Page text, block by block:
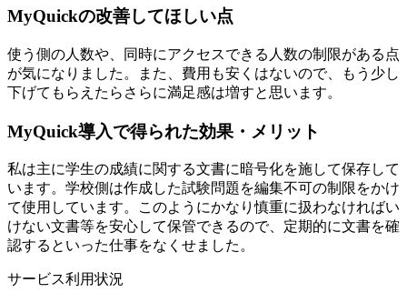
MyQuickの改善してほしい点
使う側の人数や、同時にアクセスできる人数の制限がある点
が気になりました。また、費用も安くはないので、もう少し
下げてもらえたらさらに満足感は増すと思います。
MyQuick導入で得られた効果・メリット
私は主に学生の成績に関する文書に暗号化を施して保存して
います。学校側は作成した試験問題を編集不可の制限をかけ
て使用しています。このようにかなり慎重に扱わなければい
けない文書等を安心して保管できるので、定期的に文書を確
認するといった仕事をなくせました。
サービス利用状況